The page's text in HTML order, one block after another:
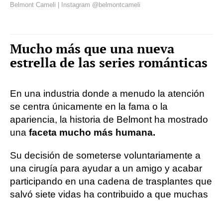
Belmont Cameli | Instagram @belmontcameli
Mucho más que una nueva
estrella de las series románticas
En una industria donde a menudo la atención
se centra únicamente en la fama o la
apariencia, la historia de Belmont ha mostrado
una faceta mucho más humana.
Su decisión de someterse voluntariamente a
una cirugía para ayudar a un amigo y acabar
participando en una cadena de trasplantes que
salvó siete vidas ha contribuido a que muchas